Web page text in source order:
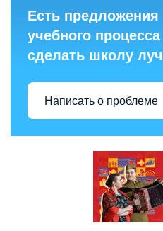
Есть предложения
учебного
сделать школу
Написать о проблеме